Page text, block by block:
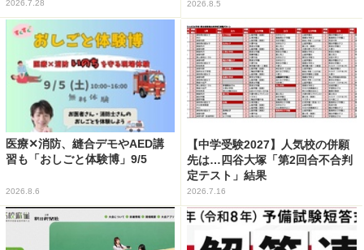
2026.7.28 2026.8.5
医療✕消防、縫合デモやAED講
習も「おしごと体験博」9/5
2026.8.6
【中学受験2027】人気校の併願
先は…四谷大塚「第2回合不合判
定テスト」結果
2026.7.16